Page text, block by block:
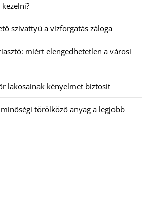
szivattyú a vízforgatás záloga
miért elengedhetetlen a városi
lakosainak kényelmet biztosít
törölköző anyag a legjobb